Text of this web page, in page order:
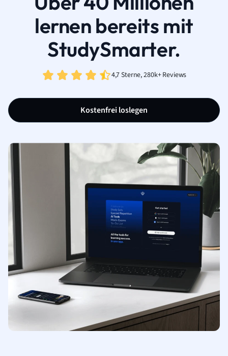
lernen bereits mit
StudySmarter.
4,7 Sterne, 280k+ Reviews
Kostenfrei loslegen